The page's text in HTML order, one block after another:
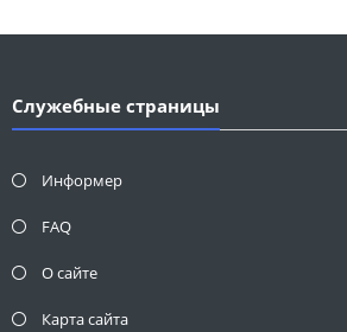
Служебные страницы
Информер
FAQ
О сайте
Карта сайта